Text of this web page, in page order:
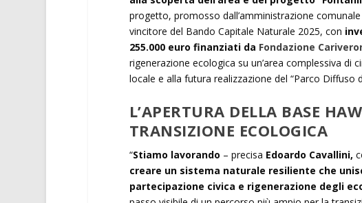
progetto, promosso dall’amministrazione comunale
vincitore del Bando Capitale Naturale 2025, con
255.000 euro finanziati da Fondazione
rigenerazione ecologica su un’area complessiva di
locale e alla futura realizzazione del “Parco Diffuso
L’APERTURA DELLA BASE
TRANSIZIONE ECOLOGICA
“Stiamo lavorando – precisa Edoardo Cavallini,
creare un sistema naturale resiliente che
partecipazione civica e rigenerazione degli